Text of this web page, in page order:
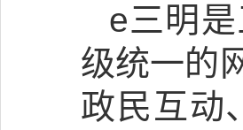
e三明
级统一的
政民互动